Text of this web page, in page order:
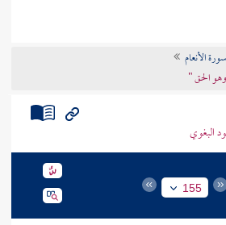
سورة الأنعام
الحق "
البغوي
155